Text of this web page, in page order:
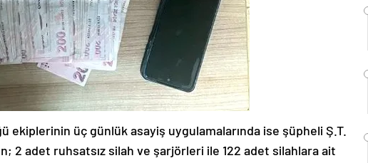
ekiplerinin üç günlük asayiş uygulamalarında ise şüpheli Ş.T.
2 adet ruhsatsız silah ve şarjörleri ile 122 adet silahlara ait